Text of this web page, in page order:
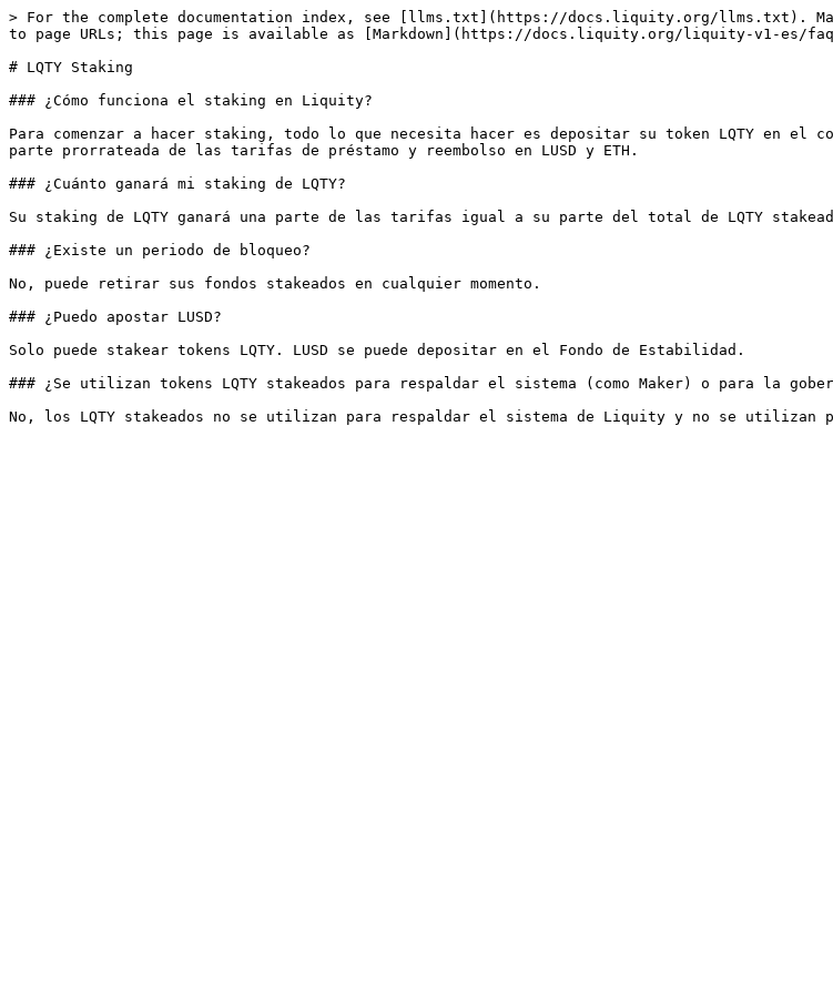
> For the complete documentation index, see [llms.txt](https://docs.liquity.org/llms.txt).
to page URLs; this page is available as [Markdown](https://docs.liquity.org/liquity-v1-es/
# LQTY Staking
### ¿Cómo funciona el staking en Liquity?
Para comenzar a hacer staking, todo lo que necesita hacer es depositar su token LQTY en el
parte prorrateada de las tarifas de préstamo y reembolso en LUSD y ETH.
### ¿Cuánto ganará mi staking de LQTY?
Su staking de LQTY ganará una parte de las tarifas igual a su parte del total de LQTY
### ¿Existe un periodo de bloqueo?
No, puede retirar sus fondos stakeados en cualquier momento.
### ¿Puedo apostar LUSD?
Solo puede stakear tokens LQTY. LUSD se puede depositar en el Fondo de Estabilidad.
### ¿Se utilizan tokens LQTY stakeados para respaldar el sistema (como Maker) o para la